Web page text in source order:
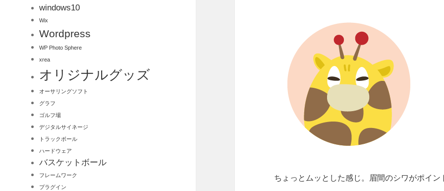
windows10
Wix
Wordpress
WP Photo Sphere
xrea
オリジナルグッズ
オーサリングソフト
グラフ
ゴルフ場
デジタルサイネージ
トラックボール
ハードウェア
バスケットボール
フレームワーク
プラグイン
ちょっとムッとした感じ。眉間のシワがポイン